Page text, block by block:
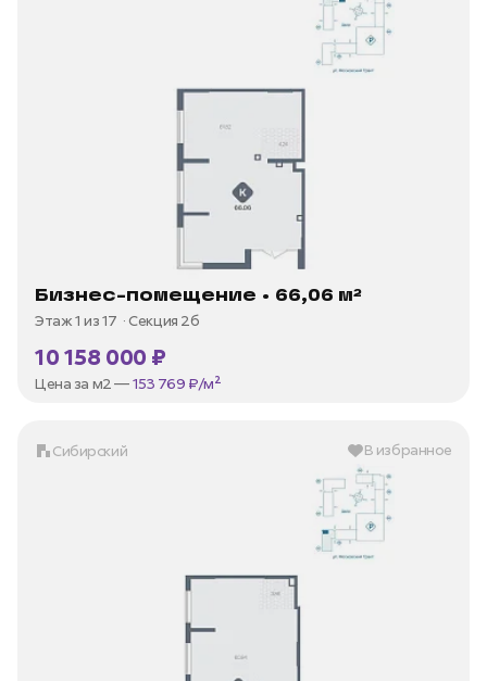
Бизнес-помещение • 66,06 м²
Этаж 1 из 17 Секция 2б
10 158 000 ₽
Цена за м2 —153 769 ₽/м²
Сибирский В избранное